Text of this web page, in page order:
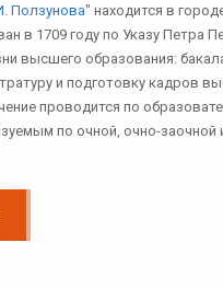
Ползунова" находится в
в 1709 году по Указу Петра
высшего образования:
и подготовку кадров
проводится по
по очной, очно-заочной